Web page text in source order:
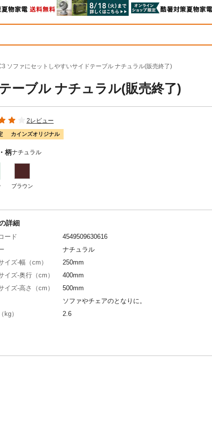
ソファにセットしやすいサイドテーブル ナチュラル(販売終了)
ーブル ナチュラル(販売終了)
2レビュー
カインズオリジナル
柄ナチュラル
ブラウン
詳細
ード
4549509630616
ナチュラル
イズ-幅（cm）
250mm
イズ-奥行（cm）
400mm
イズ-高さ（cm）
500mm
ソファやチェアのとなりに。
kg）
2.6